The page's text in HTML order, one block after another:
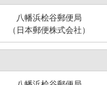
八幡浜桧谷郵便局
（日本郵便株式会社）